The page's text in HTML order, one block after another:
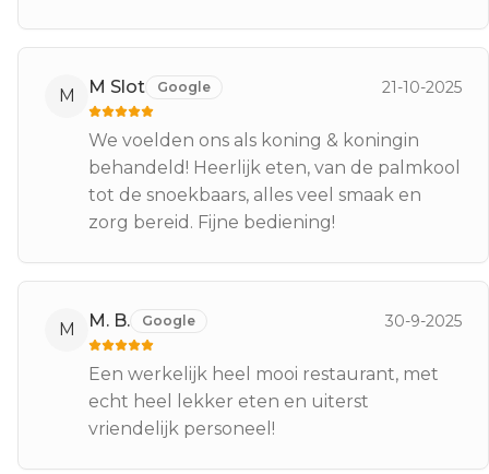
M M Slot Google 21-10-2025
We voelden ons als koning & koningin
behandeld! Heerlijk eten, van de palmkool
tot de snoekbaars, alles veel smaak en
zorg bereid. Fijne bediening!
M M. B. Google 30-9-2025
Een werkelijk heel mooi restaurant, met
echt heel lekker eten en uiterst
vriendelijk personeel!